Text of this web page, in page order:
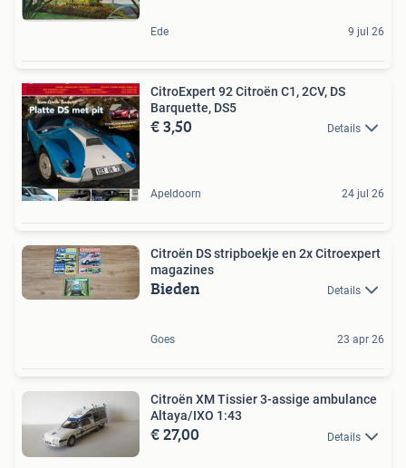
Ede 9 jul 26
CitroExpert 92 Citroën C1, 2CV, DS
Barquette, DS5
€ 3,50 Details
Apeldoorn 24 jul 26
Citroën DS stripboekje en 2x Citroexpert
magazines
Bieden Details
Goes 23 apr 26
Citroën XM Tissier 3-assige ambulance
Altaya/IXO 1:43
€ 27,00 Details